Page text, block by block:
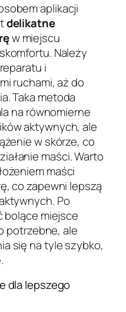
aplikacji
delikatne
w miejscu
Należy
i
ruchami, aż do
Taka metoda
na równomierne
aktywnych, ale
w skórze, co
maści. Warto
maści
co zapewni lepszą
Po
bolące miejsce
potrzebne, ale
się na tyle szybko,
dla lepszego